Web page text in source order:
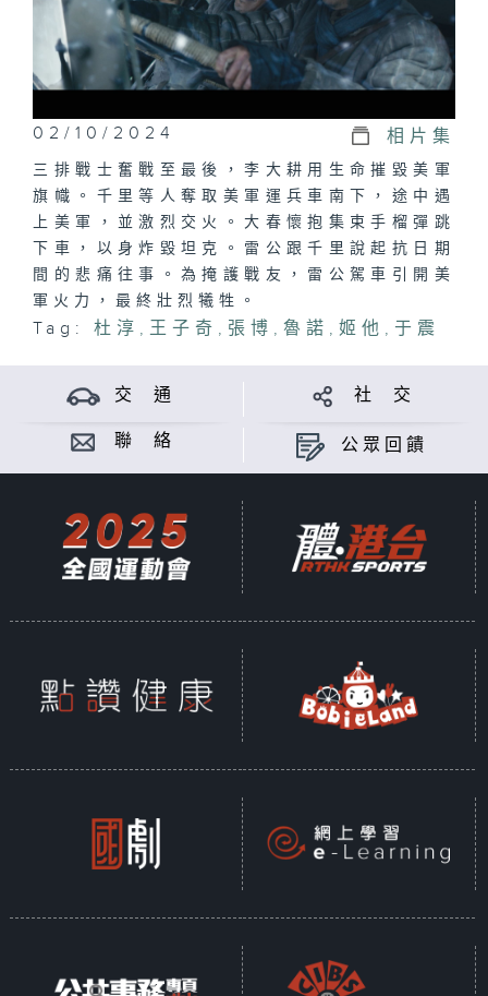
02/10/2024 相片集
三排戰士奮戰至最後，李大耕用生命摧毀美軍
旗幟。千里等人奪取美軍運兵車南下，途中遇
上美軍，並激烈交火。大春懷抱集束手榴彈跳
下車，以身炸毀坦克。雷公跟千里說起抗日期
間的悲痛往事。為掩護戰友，雷公駕車引開美
軍火力，最終壯烈犧牲。
Tag: 杜淳 ,王子奇 , 張博 ,魯諾 ,姬他 , 于震
交 通 社 交
聯 絡 公眾回饋